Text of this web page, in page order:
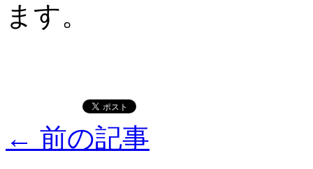
ます。
← 前の記事